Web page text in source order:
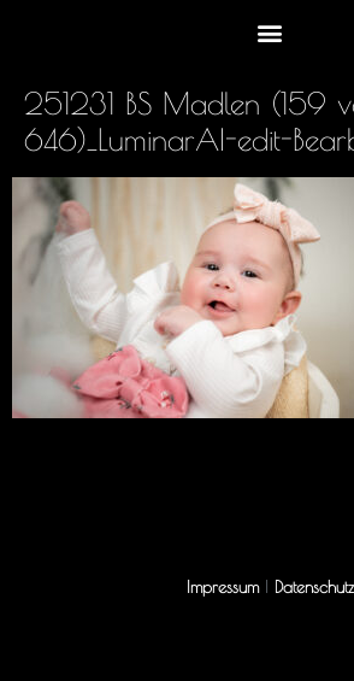
251231 BS Madlen (159
646)_LuminarAI-edit-
Impressum Datenschutz